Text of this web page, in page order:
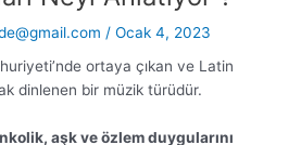
/ Ocak 4, 2023
ortaya çıkan ve Latin
dinlenen bir müzik türüdür.
aşk ve özlem duygularını